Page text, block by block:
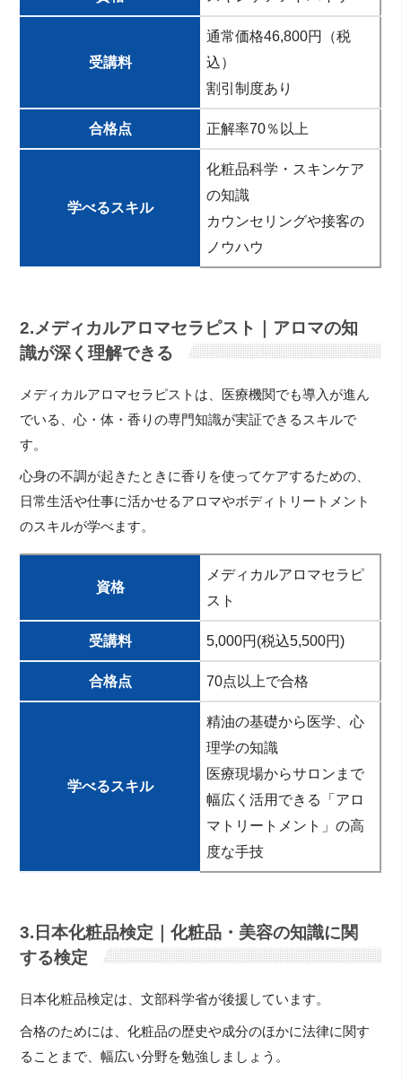
受講料
通常価格46,800円（税
込）
割引制度あり
合格点 正解率70％以上
学べるスキル
化粧品科学・スキンケア
の知識
カウンセリングや接客の
ノウハウ
2.メディカルアロマセラピスト｜アロマの知
識が深く理解できる
メディカルアロマセラピストは、医療機関でも導入が進ん
でいる、心・体・香りの専門知識が実証できるスキルで
す。
心身の不調が起きたときに香りを使ってケアするための、
日常生活や仕事に活かせるアロマやボディトリートメント
のスキルが学べます。
資格
メディカルアロマセラピ
スト
受講料 5,000円(税込5,500円)
合格点 70点以上で合格
学べるスキル
精油の基礎から医学、心
理学の知識
医療現場からサロンまで
幅広く活用できる「アロ
マトリートメント」の高
度な手技
3.日本化粧品検定｜化粧品・美容の知識に関
する検定
日本化粧品検定は、文部科学省が後援しています。
合格のためには、化粧品の歴史や成分のほかに法律に関す
ることまで、幅広い分野を勉強しましょう。